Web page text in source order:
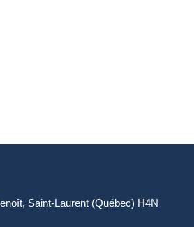
Saint-Laurent (Québec) H4N